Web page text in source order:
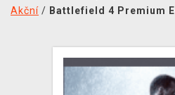
MERCHANDISE
Akční / Battlefield 4 Premium